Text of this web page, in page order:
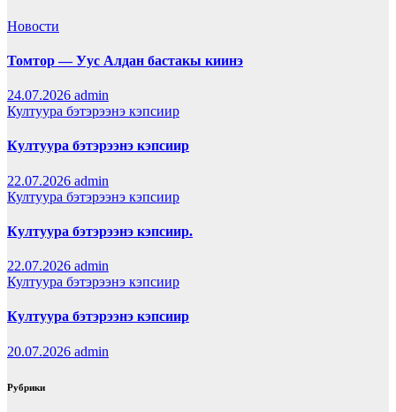
Новости
Томтор — Уус Алдан бастакы киинэ
24.07.2026 admin
Култуура бэтэрээнэ кэпсиир
Култуура бэтэрээнэ кэпсиир
22.07.2026 admin
Култуура бэтэрээнэ кэпсиир
Култуура бэтэрээнэ кэпсиир.
22.07.2026 admin
Култуура бэтэрээнэ кэпсиир
Култуура бэтэрээнэ кэпсиир
20.07.2026 admin
Рубрики